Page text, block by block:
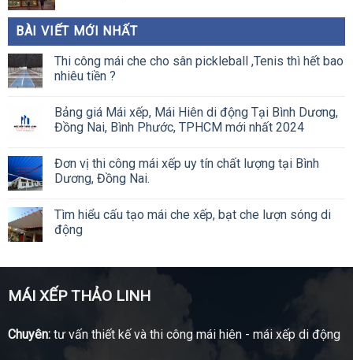
BÀI VIẾT MỚI NHẤT
Thi công mái che cho sân pickleball ,Tenis thì hết bao
nhiêu tiền ?
Bảng giá Mái xếp, Mái Hiên di động Tại Bình Dương,
Đồng Nai, Bình Phước, TPHCM mới nhất 2024
Đơn vị thi công mái xếp uy tín chất lượng tại Bình
Dương, Đồng Nai.
Tìm hiểu cấu tạo mái che xếp, bạt che lượn sóng di
động
MÁI XẾP THẢO LINH
Chuyên:tư vấn thiết kế và thi công mái hiên - mái xếp di động